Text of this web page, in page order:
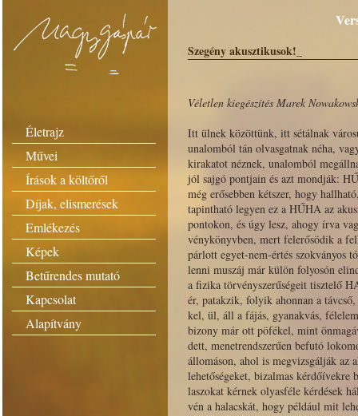
Életrajz
Művei
Írások a költőről
Díjak, elismerések
Emlékezés
Képek
Betűrendes mutató
Kapcsolat
Alapítvány
Szegény akusztikusok!_
Véletlen kiegészítés Marek
Itt ülnek közöttünk, itt sétálnak
unalomból tán olvasgatnak néha,
kirakatot néznek, unalomból
jól sajgó pontjain és azt mondják:
még erősebben kétszer, hogy
tapintható legyen ez a HŰHA az
­pontokon, és úgy lesz, ahogy írva
­vénykönyvben, mert felerősödik a
párlott egyet-nem-értés szokványos
lenni muszáj már külön folyosón
a fizika törvényszerűségeit tisztelő
ér, patakzik, folyik ahonnan a
kel, ül, áll a fájás, gyanakvás,
bizony már ott pöfékel, mint
dett, menetrendszerűen befutó
állomáson, ahol is megvizsgálják az
lehetőségeket, bizalmas kérdőívekre
­laszokat kérnek olyasféle kérdések
­vén a halacskát, hogy például mit